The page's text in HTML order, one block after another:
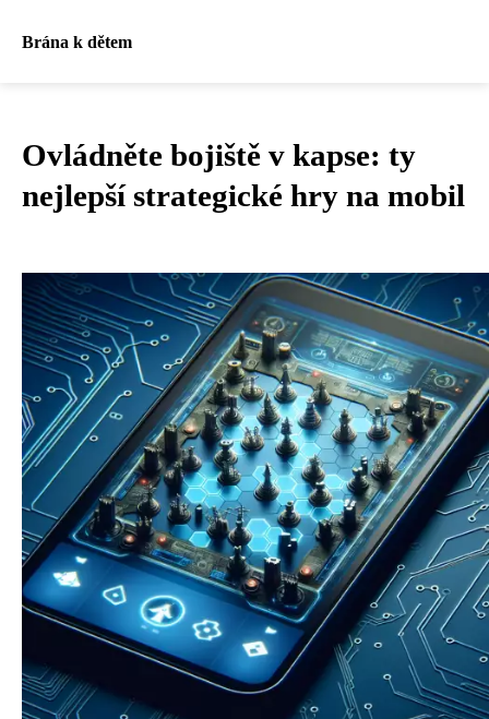
Brána k dětem
Ovládněte bojiště v kapse: ty
nejlepší strategické hry na mobil